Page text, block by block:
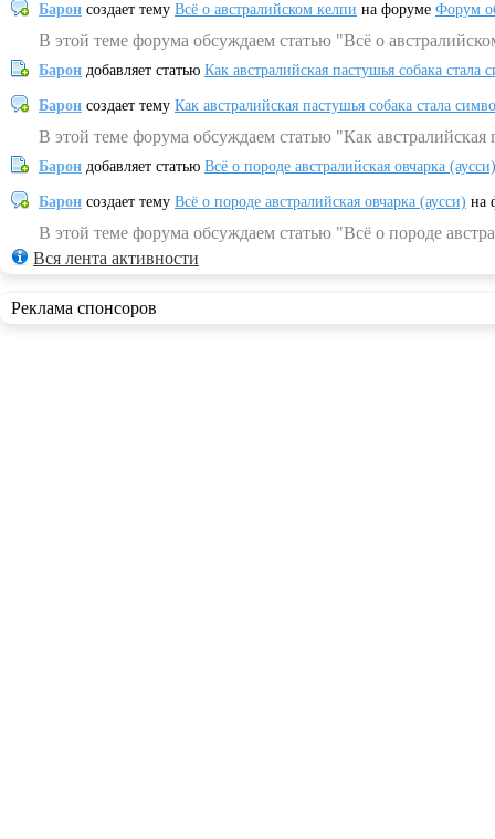
Барон создает тему Всё о австралийском келпи на форуме Форум
В этой теме форума обсуждаем статью "Всё о
Барон добавляет статью Как австралийская пастушья собака
Барон создает тему Как австралийская пастушья собака стала
В этой теме форума обсуждаем статью "Как
Барон добавляет статью Всё о породе австралийская овчарка (аусси)
Барон создает тему Всё о породе австралийская овчарка (аусси) на
В этой теме форума обсуждаем статью "Всё о породе
Вся лента активности
Реклама спонсоров